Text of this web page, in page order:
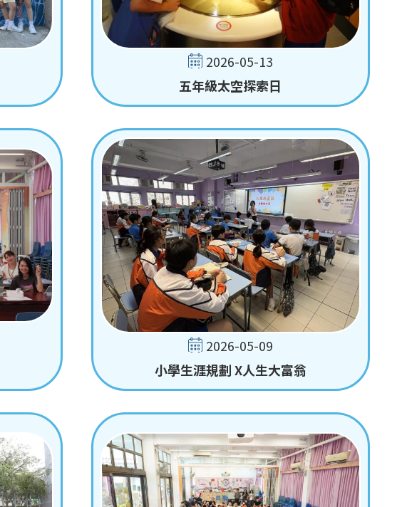
2026-05-13
五年級太空探索日
2026-05-09
小學生涯規劃 X人生大富翁